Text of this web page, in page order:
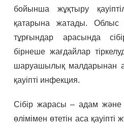
бойынша жұқтыру
қатарына жатады.
тұрғындар арасында
бірнеше жағдайлар
шаруашылық малдарынан
қауіпті инфекция.
Сібір жарасы – адам
өлімімен өтетін аса